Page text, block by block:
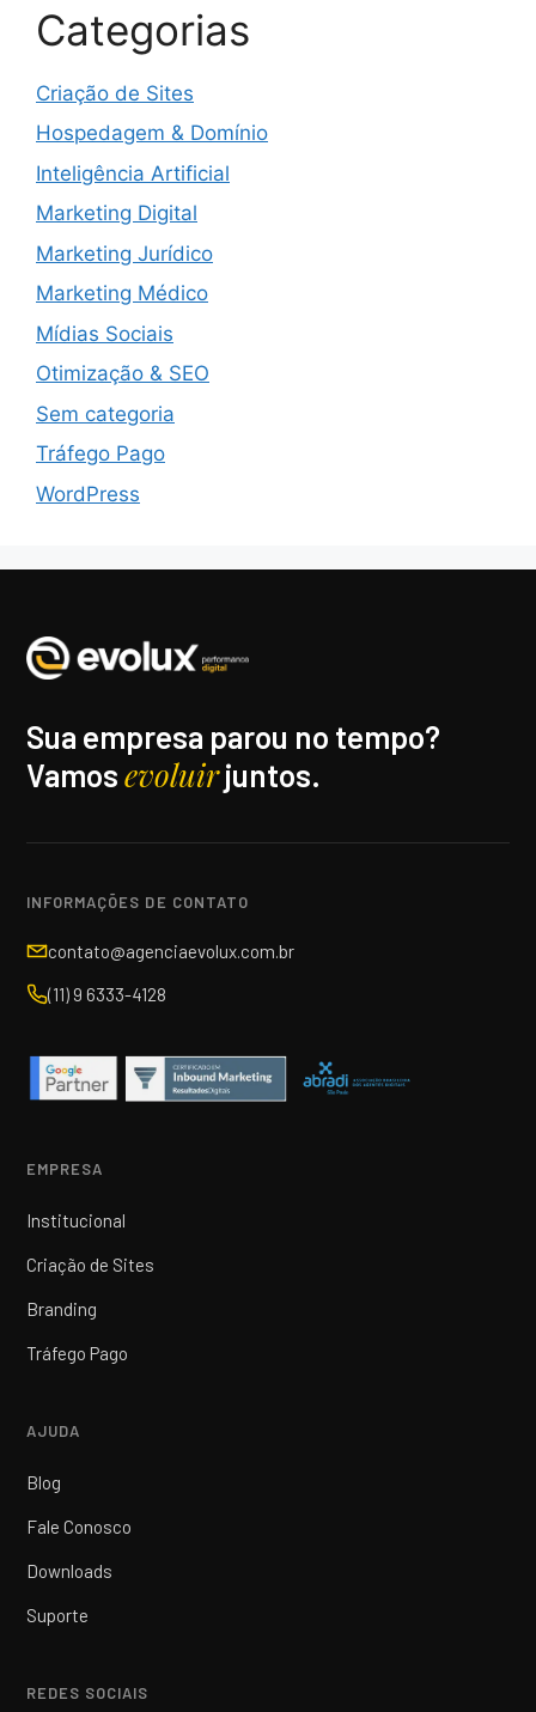
Categorias
Criação de Sites
Hospedagem & Domínio
Inteligência Artificial
Marketing Digital
Marketing Jurídico
Marketing Médico
Mídias Sociais
Otimização & SEO
Sem categoria
Tráfego Pago
WordPress
Sua empresa parou no tempo?
Vamosevoluirjuntos.
INFORMAÇÕES DE CONTATO
contato@agenciaevolux.com.br
(11) 9 6333-4128
EMPRESA
Institucional
Criação de Sites
Branding
Tráfego Pago
AJUDA
Blog
Fale Conosco
Downloads
Suporte
REDES SOCIAIS